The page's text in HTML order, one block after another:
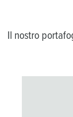
Il nostro